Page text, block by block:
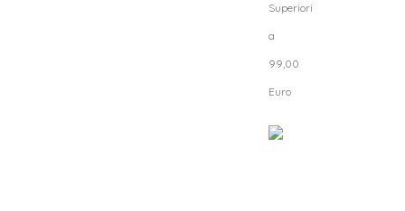
Superiori
a
99,00
Euro